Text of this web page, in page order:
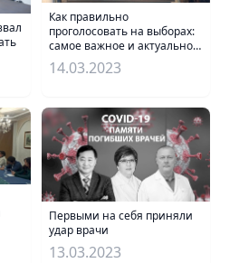
Как правильно
проголосовать на выборах:
самое важное и актуальное
для избирателей
14.03.2023
Первыми на себя приняли
удар врачи
13.03.2023